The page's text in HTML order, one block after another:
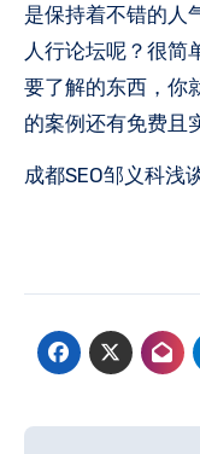
是保持着不错的人
人行论坛呢？很简
要了解的东西，你
的案例还有免费且
成都SEO邹义科浅